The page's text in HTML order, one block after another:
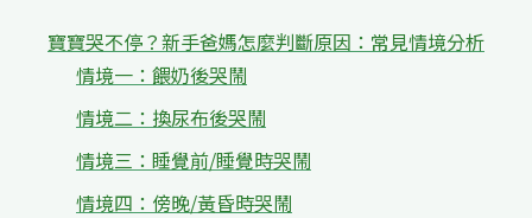
寶寶哭不停？新手爸媽怎麼判斷原因：常見情境分析
情境一：餵奶後哭鬧
情境二：換尿布後哭鬧
情境三：睡覺前/睡覺時哭鬧
情境四：傍晚/黃昏時哭鬧